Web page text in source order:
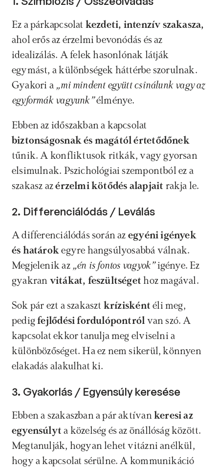
Ez a párkapcsolat
ahol erős az érzelmi bevonódás és az
idealizálás. A felek hasonlónak látják
egymást, a különbségek háttérbe szorulnak.
Gyakori a „mi mindent együtt csinálunk vagy az
egyformák vagyunk” élménye.
biztonságosnak és magától értetődőnek
tűnik. A konfliktusok ritkák, vagy gyorsan
elsimulnak. Pszichológiai szempontból ez a
szakasz az érzelmi kötődés alapjait rakja le.
2. Differenciálódás / Leválás
A differenciálódás során az egyéni igények
és határok egyre hangsúlyosabbá válnak.
Megjelenik az „én is fontos vagyok” igénye. Ez
gyakran vitákat, feszültséget hoz magával.
Sok pár ezt a szakaszt krízisként éli meg,
pedig fejlődési fordulópontról van szó. A
kapcsolat ekkor tanulja meg elviselni a
különbözőséget. Ha ez nem sikerül, könnyen
elakadás alakulhat ki.
3. Gyakorlás / Egyensúly keresése
Ebben a szakaszban a pár aktívan keresi az
egyensúlyt a közelség és az önállóság között.
Megtanulják, hogyan lehet vitázni anélkül,
hogy a kapcsolat sérülne. A kommunikáció